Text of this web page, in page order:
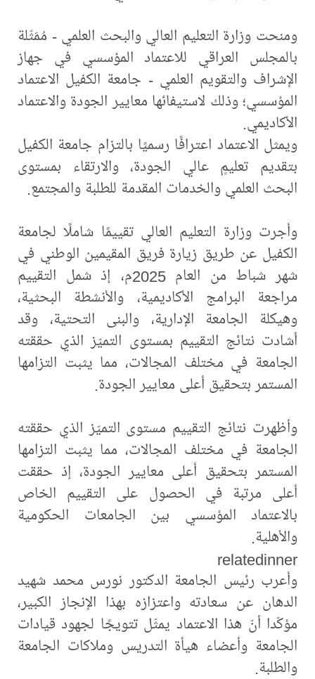
ومنحت وزارة التعليم العالي والبحث العلمي - مُمَثّلة
بالمجلس العراقي للاعتماد المؤسسي في جهاز
الإشراف والتقويم العلمي - جامعة الكفيل الاعتماد
المؤسسي؛ وذلك لاستيفائها معايير الجودة والاعتماد
الأكاديمي.
ويمثل الاعتماد اعترافًا رسميًا بالتزام جامعة الكفيل
بتقديم تعليمٍ عالي الجودة، والارتقاء بمستوى
البحث العلمي والخدمات المقدمة للطلبة والمجتمع.
وأجرت وزارة التعليم العالي تقييمًا شاملًا لجامعة
الكفيل عن طريق زيارة فريق المقيمين الوطني في
شهر شباط من العام 2025م، إذ شمل التقييم
مراجعة البرامج الأكاديمية، والأنشطة البحثية،
وهيكلة الجامعة الإدارية، والبنى التحتية، وقد
أشادت نتائج التقييم بمستوى التميّز الذي حققته
الجامعة في مختلف المجالات، مما يثبت التزامها
المستمر بتحقيق أعلى معايير الجودة.
وأظهرت نتائج التقييم مستوى التميّز الذي حققته
الجامعة في مختلف المجالات، مما يثبت التزامها
المستمر بتحقيق أعلى معايير الجودة، إذ حققت
أعلى مرتبة في الحصول على التقييم الخاص
بالاعتماد المؤسسي بين الجامعات الحكومية
والأهلية.
relatedinner
وأعرب رئيس الجامعة الدكتور نورس محمد شهيد
الدهان عن سعادته واعتزازه بهذا الإنجاز الكبير،
مؤكّدا أنّ هذا الاعتماد يمثّل تتويجًا لجهود قيادات
الجامعة وأعضاء هيأة التدريس وملاكات الجامعة
والطلبة.